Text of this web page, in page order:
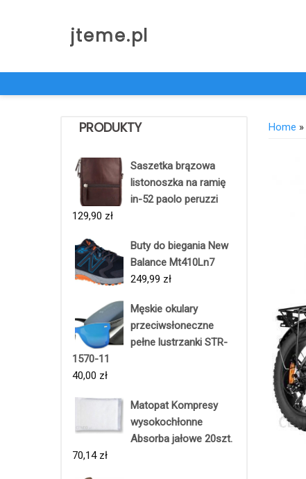
jteme.pl
PRODUKTY
Saszetka brązowa
listonoszka na ramię
in-52 paolo peruzzi
129,90 zł
Buty do biegania New
Balance Mt410Ln7
249,99 zł
Męskie okulary
przeciwsłoneczne
pełne lustrzanki STR-
1570-11
40,00 zł
Matopat Kompresy
wysokochłonne
Absorba jałowe 20szt.
70,14 zł
Home »